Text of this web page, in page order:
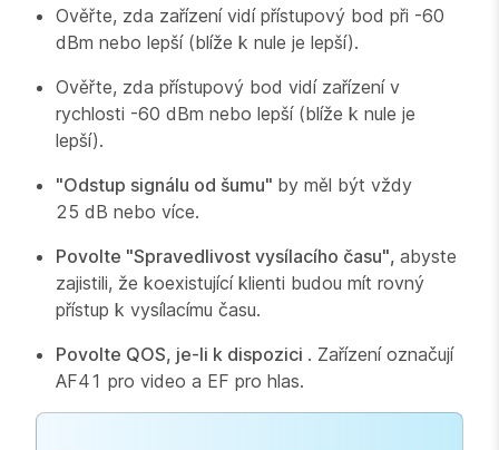
Ověřte, zda zařízení vidí přístupový bod při -60
dBm nebo lepší (blíže k nule je lepší).
Ověřte, zda přístupový bod vidí zařízení v
rychlosti -60 dBm nebo lepší (blíže k nule je
lepší).
"Odstup signálu od šumu" by měl být vždy
25 dB nebo více.
Povolte "Spravedlivost vysílacího času", abyste
zajistili, že koexistující klienti budou mít rovný
přístup k vysílacímu času.
Povolte QOS, je-li k dispozici . Zařízení označují
AF41 pro video a EF pro hlas.